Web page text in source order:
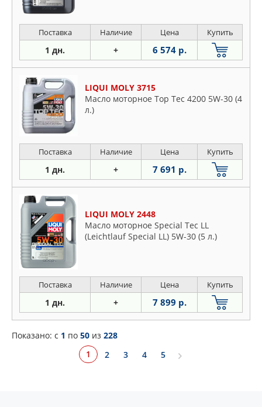
Поставка Наличие Цена Купить
1 дн. + 6 574 р.
LIQUI MOLY 3715
Масло моторное Top Tec 4200 5W-30 (4
л.)
Поставка Наличие Цена Купить
1 дн. + 7 691 р.
LIQUI MOLY 2448
Масло моторное Special Tec LL
(Leichtlauf Special LL) 5W-30 (5 л.)
Поставка Наличие Цена Купить
1 дн. + 7 899 р.
Показано: c 1 по 50 из 228
1
2 3 4 5